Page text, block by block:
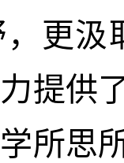
更
提供
所思